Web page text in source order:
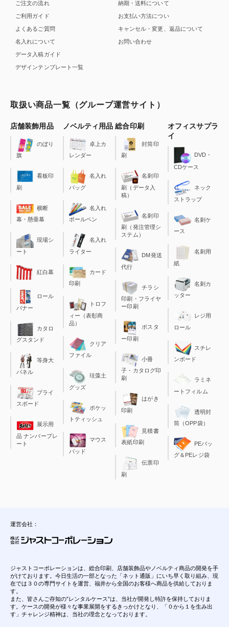
ご注文の流れ
ご利用ガイド
よくあるご質問
名入れについて
データ入稿ガイド
デザインテンプレート一覧
納期・送料について
お支払い方法につい
キャンセル・変更、返品について
お問い合わせ
取扱い商品一覧（グループ運営サイト）
店舗装飾用品
のぼり
旗
看板印
刷
横断
幕・懸垂幕
現場シ
ート
紅白幕
ロール
バナー
カタロ
グスタンド
等身大
パネル
プライ
スボード
展示用
品 ナンバープレ
ート
ノベルティ用品
卓上カ
レンダー
名入れ
バッグ
名入れ
ボールペン
名入れ
ライター
カード
印刷
トロフ
ィー（表彰商
品）
クリア
ファイル
珪藻土
グッズ
ポケッ
トティッシュ
マウス
パッド
総合印刷
封筒印
刷
名刺印
刷（データ入
稿）
名刺印
刷（発注管理シ
ステム）
DM発送
代行
チラシ
印刷・フライヤ
ー印刷
ポスタ
ー印刷
小冊
子・カタログ印
刷
はがき
印刷
見積書
表紙印刷
伝票印
刷
オフィスサプラ
イ
DVD・
CDケース
ネック
ストラップ
名刺ケ
ース
名刺用
紙
名刺カ
ッター
レジ用
ロール
スチレ
ンボード
ラミネ
ートフィルム
透明封
筒（OPP袋）
PEバッ
グ＆PEレジ袋
運営会社：
ジャストコーポレーションは、総合印刷、店舗装飾品やノベルティ商品の開発を手
がけております。今日生活の一部となった「ネット通販」にいち早く取り組み、現
在では３０の専門サイトを運営、福井から全国のお客様へ商品を供給しておりま
す。
また、皆さんご存知の”レンタルケース”は、当社が開発し特許を保持しておりま
す。ケースの開発が様々な事業展開をするきっかけとなり、「０から１を生み出
す」チャレンジ精神は、当社の理念となっております。